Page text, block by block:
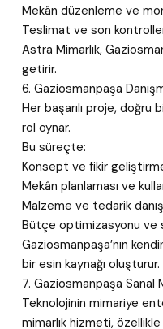
Mekân düzenleme ve
Teslimat ve son
Astra Mimarlık,
getirir.
6. Gaziosmanpaşa
Her başarılı proje, doğru
rol oynar.
Bu süreçte:
Konsept ve fikir geliştirme
Mekân planlaması ve
Malzeme ve tedarik
Bütçe optimizasyonu ve
Gaziosmanpaşa’nın
bir esin kaynağı oluşturur.
7. Gaziosmanpaşa Sanal
Teknolojinin mimariye
mimarlık hizmeti,